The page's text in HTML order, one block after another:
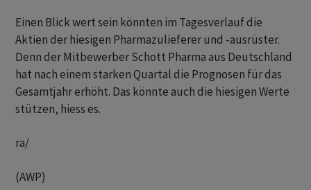
Einen Blick wert sein könnten im Tagesverlauf die
Aktien der hiesigen Pharmazulieferer und -ausrüster.
Denn der Mitbewerber Schott Pharma aus Deutschland
hat nach einem starken Quartal die Prognosen für das
Gesamtjahr erhöht. Das könnte auch die hiesigen Werte
stützen, hiess es.
ra/
(AWP)